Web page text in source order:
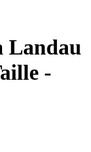
Landau
-